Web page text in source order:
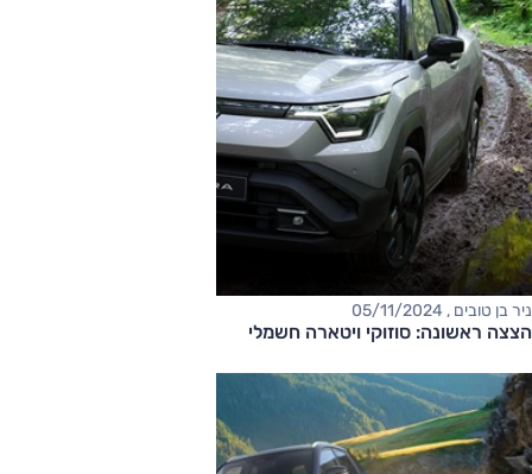
ניר בן טובים , 05/11/2024
הצצה ראשונה: סוזוקי ויטארה חשמלי